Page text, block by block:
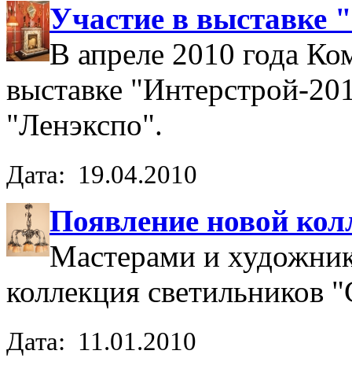
Участие в выставке
В апреле 2010 года
выставке "Интерстрой-
"Ленэкспо".
Дата: 19.04.2010
Появление новой
Мастерами и
коллекция светильников
Дата: 11.01.2010